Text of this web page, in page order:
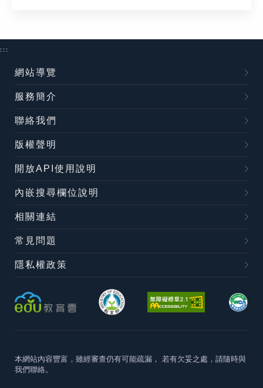
:::
網站導覽
服務簡介
聯絡我們
版權聲明
開放API使用說明
內嵌搜尋欄位說明
相關連結
常見問題
隱私權政策
本網站內容豐富，雖經審查仍有可能疏漏， 若有欠妥之處，請隨時與
我們聯絡。